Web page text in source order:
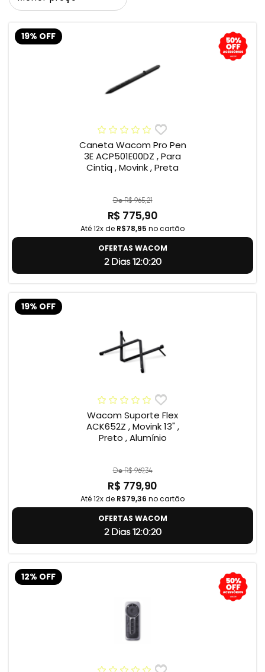
19% OFF
Caneta Wacom Pro Pen
3E ACP501E00DZ , Para
Cintiq , Movink , Preta
De R$ 965,21
R$ 775,90
Até 12x de R$78,95 no cartão
OFERTAS WACOM
2 Dias 12:0:19
19% OFF
Wacom Suporte Flex
ACK652Z , Movink 13" ,
Preto , Alumínio
De R$ 969,34
R$ 779,90
Até 12x de R$79,36 no cartão
OFERTAS WACOM
2 Dias 12:0:19
12% OFF